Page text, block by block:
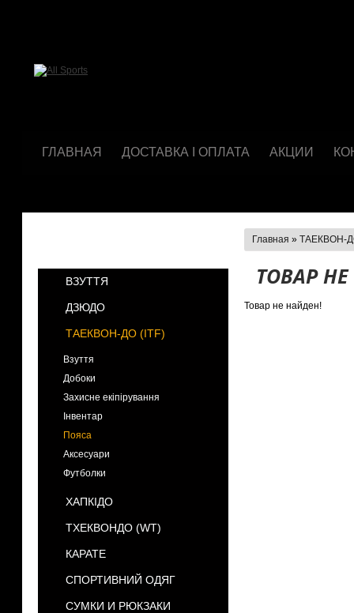
ГЛАВНАЯ ДОСТАВКА І ОПЛАТА АКЦИИ
ВЗУТТЯ
ДЗЮДО
ТАЕКВОН-ДО (ІТF)
Взуття
Добоки
Захисне екіпірування
Інвентар
Пояса
Аксесуари
Футболки
ХАПКІДО
ТХЕКВОНДО (WT)
КАРАТЕ
СПОРТИВНИЙ ОДЯГ
СУМКИ И РЮКЗАКИ
Главная » ТАЕКВОН-
ТОВАР
Товар не найден!